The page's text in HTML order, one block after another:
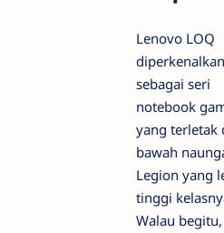
Lenovo LOQ
diperkenalkan
sebagai seri
notebook
yang terletak
bawah
Legion yang
tinggi
Walau